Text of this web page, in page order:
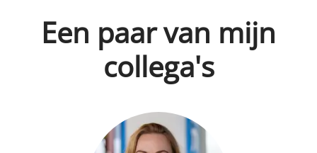
Een paar van mijn
collega's